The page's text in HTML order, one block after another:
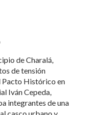
de Charalá,
de tensión
Pacto Histórico en
Iván Cepeda,
integrantes de una